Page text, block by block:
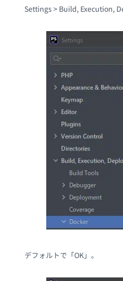
Settings > Build, Execution,
デフォルトで「OK」。